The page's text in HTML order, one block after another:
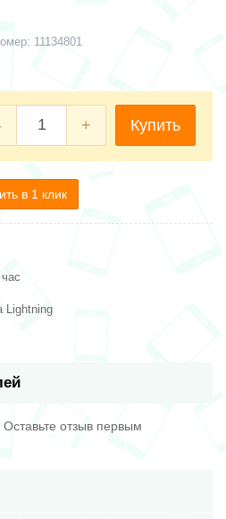
11134801
+ Купить
в 1 клик
Lightning
отзыв первым